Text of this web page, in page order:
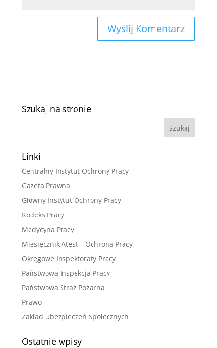
Szukaj na stronie
Linki
Centralny Instytut Ochrony Pracy
Gazeta Prawna
Główny Instytut Ochrony Pracy
Kodeks Pracy
Medycyna Pracy
Miesięcznik Atest – Ochrona Pracy
Okręgowe Inspektoraty Pracy
Państwowa Inspekcja Pracy
Państwowa Straż Pożarna
Prawo
Zakład Ubezpieczeń Społecznych
Ostatnie wpisy